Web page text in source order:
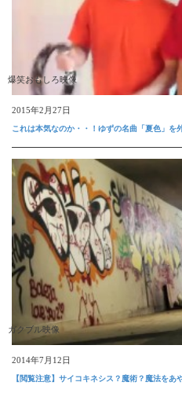
爆笑おもしろ映像
2015年2月27日
これは本気なのか・・！ゆずの名曲「夏色」を
ガクブル映像
2014年7月12日
【閲覧注意】サイコキネシス？魔術？魔法を